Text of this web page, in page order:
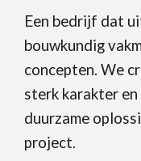
Een bedrijf dat
bouwkundig
concepten. We
sterk karakter
duurzame
project.